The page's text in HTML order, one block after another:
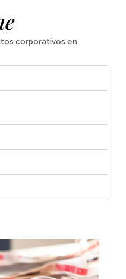
corporativos en